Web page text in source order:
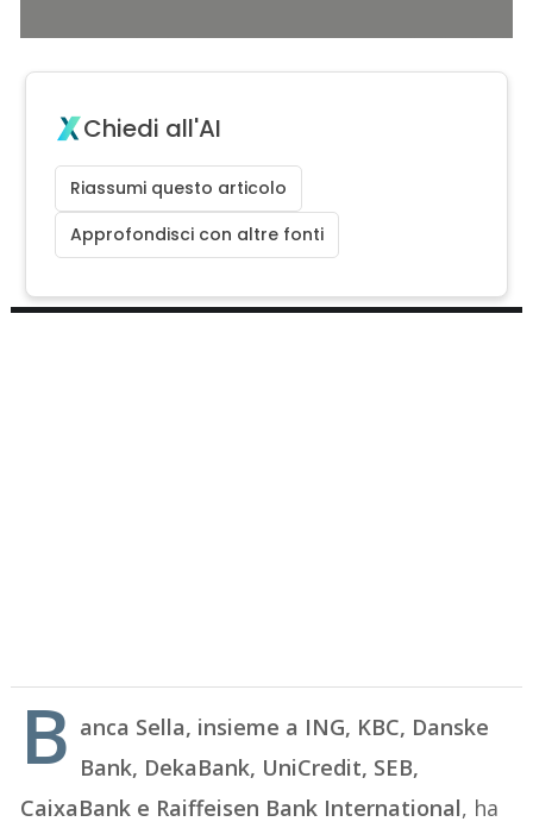
Chiedi all'AI
Riassumi questo articolo
Approfondisci con altre fonti
B anca Sella, insieme a ING, KBC, Danske
Bank, DekaBank, UniCredit, SEB,
CaixaBank e Raiffeisen Bank International, ha